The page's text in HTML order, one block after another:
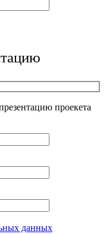
проекета
данных